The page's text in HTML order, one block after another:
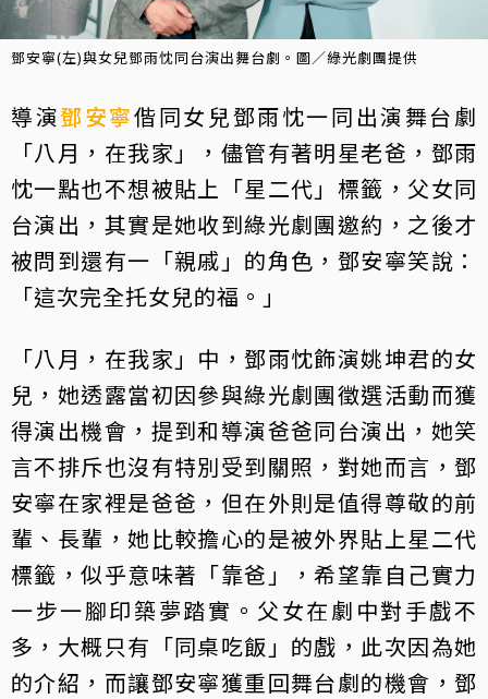
鄧安寧(左)與女兒鄧雨忱同台演出舞台劇。圖／綠光劇團提供
導演鄧安寧偕同女兒鄧雨忱一同出演舞台劇
「八月，在我家」，儘管有著明星老爸，鄧雨
忱一點也不想被貼上「星二代」標籤，父女同
台演出，其實是她收到綠光劇團邀約，之後才
被問到還有一「親戚」的角色，鄧安寧笑說：
「這次完全托女兒的福。」
「八月，在我家」中，鄧雨忱飾演姚坤君的女
兒，她透露當初因參與綠光劇團徵選活動而獲
得演出機會，提到和導演爸爸同台演出，她笑
言不排斥也沒有特別受到關照，對她而言，鄧
安寧在家裡是爸爸，但在外則是值得尊敬的前
輩、長輩，她比較擔心的是被外界貼上星二代
標籤，似乎意味著「靠爸」，希望靠自己實力
一步一腳印築夢踏實。父女在劇中對手戲不
多，大概只有「同桌吃飯」的戲，此次因為她
的介紹，而讓鄧安寧獲重回舞台劇的機會，鄧